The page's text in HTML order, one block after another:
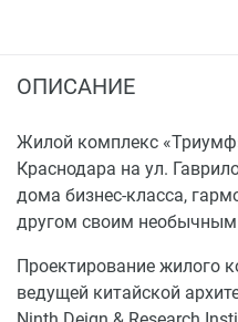
ОПИСАНИЕ
Жилой комплекс
Краснодара на ул.
дома бизнес-класса,
другом своим
Проектирование жилого
ведущей китайской